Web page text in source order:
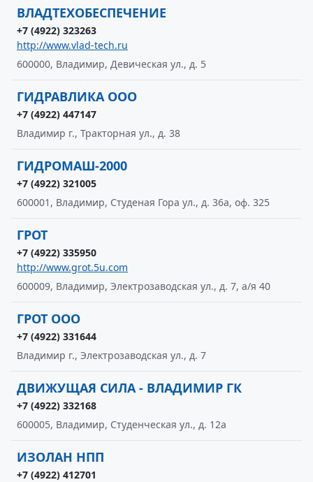
ВЛАДТЕХОБЕСПЕЧЕНИЕ
+7 (4922) 323263
http://www.vlad-tech.ru
600000, Владимир, Девическая ул., д. 5
ГИДРАВЛИКА ООО
+7 (4922) 447147
Владимир г., Тракторная ул., д. 38
ГИДРОМАШ-2000
+7 (4922) 321005
600001, Владимир, Студеная Гора ул., д. 36а, оф. 325
ГРОТ
+7 (4922) 335950
http://www.grot.5u.com
600009, Владимир, Электрозаводская ул., д. 7, а/я 40
ГРОТ ООО
+7 (4922) 331644
Владимир г., Электрозаводская ул., д. 7
ДВИЖУЩАЯ СИЛА - ВЛАДИМИР ГК
+7 (4922) 332168
600005, Владимир, Студенческая ул., д. 12а
ИЗОЛАН НПП
+7 (4922) 412701